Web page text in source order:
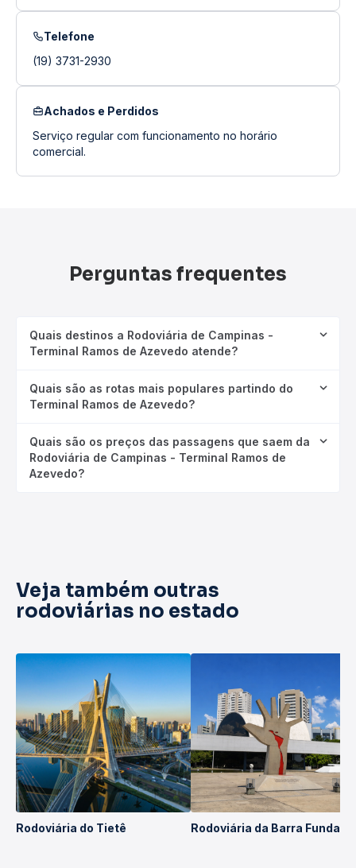
Telefone
(19) 3731-2930
Achados e Perdidos
Serviço regular com funcionamento no horário
comercial.
Perguntas frequentes
Quais destinos a Rodoviária de Campinas -
Terminal Ramos de Azevedo atende?
Quais são as rotas mais populares partindo do
Terminal Ramos de Azevedo?
Quais são os preços das passagens que saem da
Rodoviária de Campinas - Terminal Ramos de
Azevedo?
Veja também outras
rodoviárias no estado
Rodoviária do Tietê Rodoviária da Barra Funda